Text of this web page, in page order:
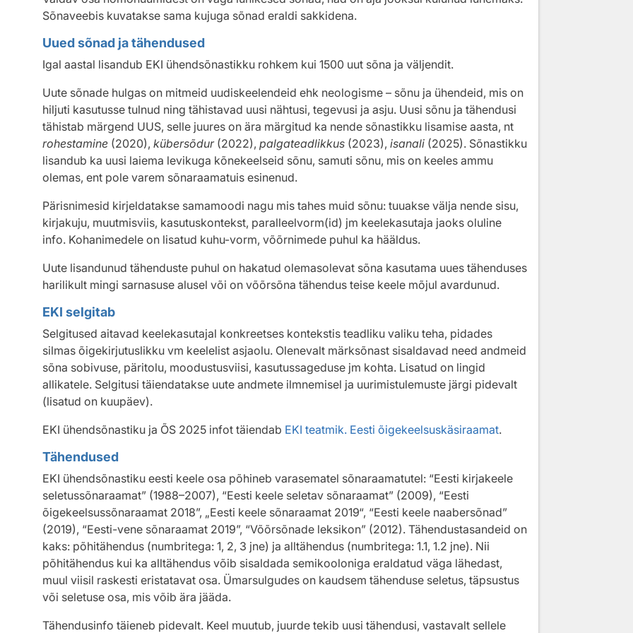
Sõnaveebis kuvatakse sama kujuga sõnad eraldi sakkidena.
Uued sõnad ja tähendused
Igal aastal lisandub EKI ühendsõnastikku rohkem kui 1500 uut sõna ja väljendit.
Uute sõnade hulgas on mitmeid uudiskeelendeid ehk neologisme – sõnu ja ühendeid, mis on
hiljuti kasutusse tulnud ning tähistavad uusi nähtusi, tegevusi ja asju. Uusi sõnu ja tähendusi
tähistab märgend UUS, selle juures on ära märgitud ka nende sõnastikku lisamise aasta, nt
rohestamine(2020), kübersõdur(2022), palgateadlikkus(2023), isanali(2025). Sõnastikku
lisandub ka uusi laiema levikuga kõnekeelseid sõnu, samuti sõnu, mis on keeles ammu
olemas, ent pole varem sõnaraamatuis esinenud.
Pärisnimesid kirjeldatakse samamoodi nagu mis tahes muid sõnu: tuuakse välja nende sisu,
kirjakuju, muutmisviis, kasutuskontekst, paralleelvorm(id) jm keelekasutaja jaoks oluline
info. Kohanimedele on lisatud kuhu-vorm, võõrnimede puhul ka hääldus.
Uute lisandunud tähenduste puhul on hakatud olemasolevat sõna kasutama uues tähenduses
harilikult mingi sarnasuse alusel või on võõrsõna tähendus teise keele mõjul avardunud.
EKI selgitab
Selgitused aitavad keelekasutajal konkreetses kontekstis teadliku valiku teha, pidades
silmas õigekirjutuslikku vm keelelist asjaolu. Olenevalt märksõnast sisaldavad need andmeid
sõna sobivuse, päritolu, moodustusviisi, kasutussageduse jm kohta. Lisatud on lingid
allikatele. Selgitusi täiendatakse uute andmete ilmnemisel ja uurimistulemuste järgi pidevalt
(lisatud on kuupäev).
EKI ühendsõnastiku ja ÕS 2025 infot täiendab EKI teatmik. Eesti õigekeelsuskäsiraamat.
Tähendused
EKI ühendsõnastiku eesti keele osa põhineb varasematel sõnaraamatutel: “Eesti kirjakeele
seletussõnaraamat” (1988–2007), “Eesti keele seletav sõnaraamat” (2009), “Eesti
õigekeelsussõnaraamat 2018”, „Eesti keele sõnaraamat 2019“, “Eesti keele naabersõnad”
(2019), “Eesti-vene sõnaraamat 2019”, “Võõrsõnade leksikon” (2012). Tähendustasandeid on
kaks: põhitähendus (numbritega: 1, 2, 3 jne) ja alltähendus (numbritega: 1.1, 1.2 jne). Nii
põhitähendus kui ka alltähendus võib sisaldada semikooloniga eraldatud väga lähedast,
muul viisil raskesti eristatavat osa. Ümarsulgudes on kaudsem tähenduse seletus, täpsustus
või seletuse osa, mis võib ära jääda.
Tähendusinfo täieneb pidevalt. Keel muutub, juurde tekib uusi tähendusi, vastavalt sellele